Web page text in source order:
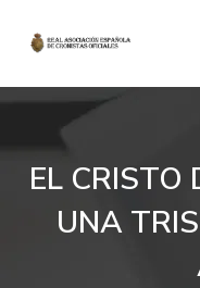
EL CRISTO
UNA